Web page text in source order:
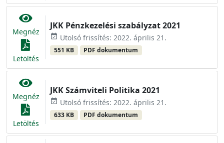
Megnéz
Letöltés
JKK Pénzkezelési szabályzat 2021
event_available Utolsó frissítés: 2022. április 21.
551 KB PDF dokumentum
Megnéz
Letöltés
JKK Számviteli Politika 2021
event_available Utolsó frissítés: 2022. április 21.
633 KB PDF dokumentum